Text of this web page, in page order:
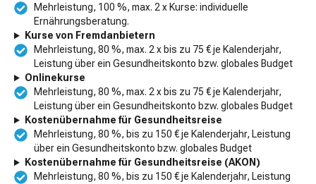
Mehrleistung, 100 %, max. 2 x Kurse: individuelle
Ernährungsberatung.
Kurse von Fremdanbietern
Mehrleistung, 80 %, max. 2 x bis zu 75 € je Kalenderjahr,
Leistung über ein Gesundheitskonto bzw. globales Budget
Onlinekurse
Mehrleistung, 80 %, max. 2 x bis zu 75 € je Kalenderjahr,
Leistung über ein Gesundheitskonto bzw. globales Budget
Kostenübernahme für Gesundheitsreise
Mehrleistung, 80 %, bis zu 150 € je Kalenderjahr, Leistung
über ein Gesundheitskonto bzw. globales Budget
Kostenübernahme für Gesundheitsreise (AKON)
Mehrleistung, 80 %, bis zu 150 € je Kalenderjahr, Leistung